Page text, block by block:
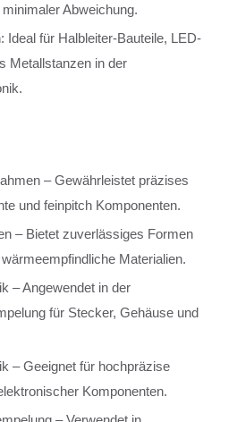
Abweichung.
Ideal für Halbleiter-Bauteile, LED-
Metallstanzen in der
– Gewährleistet präzises
und feinpitch Komponenten.
– Bietet zuverlässiges Formen
Materialien.
– Angewendet in der
für Stecker, Gehäuse und
– Geeignet für hochpräzise
Komponenten.